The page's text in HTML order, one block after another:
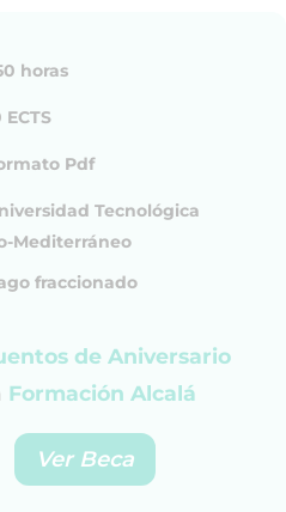
horas
ECTS
Pdf
Tecnológica
Mediterráneo
fraccionado
de Aniversario
Formación Alcalá
Ver Beca